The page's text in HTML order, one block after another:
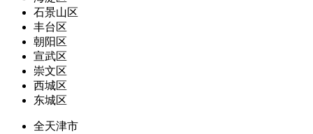
石景山区
丰台区
朝阳区
宣武区
崇文区
西城区
东城区
全天津市